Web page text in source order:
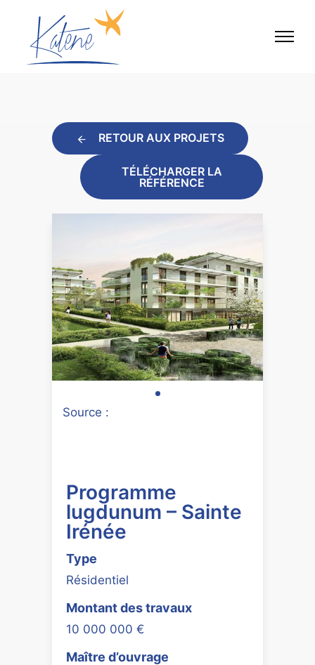
RETOUR AUX PROJETS
TÉLÉCHARGER LA
RÉFÉRENCE
Source :
Programme
lugdunum – Sainte
Irénée
Type
Résidentiel
Montant des travaux
10 000 000 €
Maître d’ouvrage